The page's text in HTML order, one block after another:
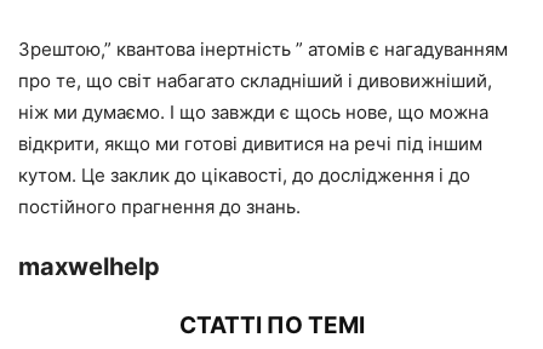
Зрештою,” квантова інертність ” атомів є нагадуванням
про те, що світ набагато складніший і дивовижніший,
ніж ми думаємо. І що завжди є щось нове, що можна
відкрити, якщо ми готові дивитися на речі під іншим
кутом. Це заклик до цікавості, до дослідження і до
постійного прагнення до знань.
maxwelhelp
СТАТТІ ПО ТЕМІ